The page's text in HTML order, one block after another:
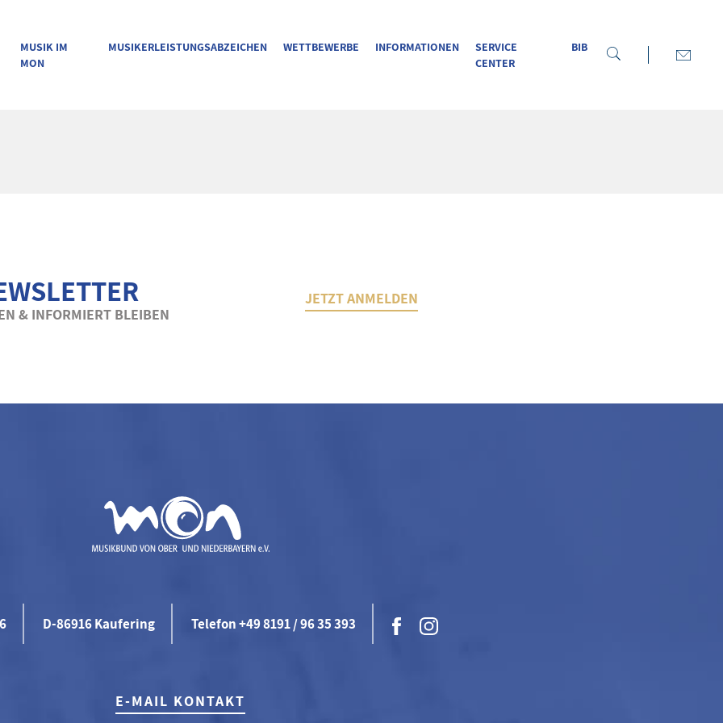
MUSIK IM
MON
MUSIKERLEISTUNGSABZEICHEN WETTBEWERBE INFORMATIONEN
SERVICE
CENTER
BIB
& INFORMIERT BLEIBEN
JETZT ANMELDEN
D-86916 Kaufering Telefon +49 8191 / 96 35 393
E-MAIL KONTAKT